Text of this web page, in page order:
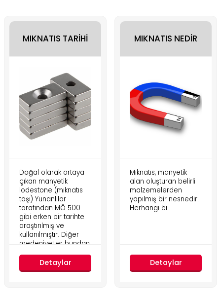
MIKNATIS TARİHİ
Doğal olarak ortaya
çıkan manyetik
lodestone (mıknatıs
taşı) Yunanlılar
tarafından MÖ 500
gibi erken bir tarihte
araştırılmış ve
kullanılmıştır. Diğer
medeniyetler bundan
daha önce
Detaylar
MIKNATIS NEDİR
Mıknatıs, manyetik
alan oluşturan belirli
malzemelerden
yapılmış bir nesnedir.
Herhangi bi
Detaylar